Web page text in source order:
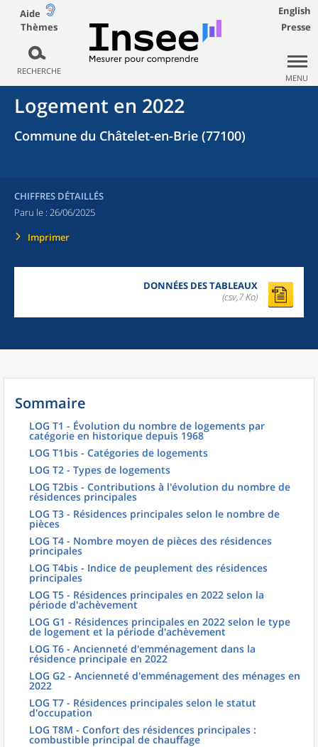
Aide
Thèmes
RECHERCHE
English
Presse
MENU
Logement en 2022
Commune du Châtelet-en-Brie (77100)
CHIFFRES DÉTAILLÉS
Paru le : 26/06/2025
Imprimer
DONNÉES DES TABLEAUX
(csv,7 Ko)
Sommaire
LOG T1 - Évolution du nombre de logements par
catégorie en historique depuis 1968
LOG T1bis - Catégories de logements
LOG T2 - Types de logements
LOG T2bis - Contributions à l'évolution du nombre de
résidences principales
LOG T3 - Résidences principales selon le nombre de
pièces
LOG T4 - Nombre moyen de pièces des résidences
principales
LOG T4bis - Indice de peuplement des résidences
principales
LOG T5 - Résidences principales en 2022 selon la
période d'achèvement
LOG G1 - Résidences principales en 2022 selon le type
de logement et la période d'achèvement
LOG T6 - Ancienneté d'emménagement dans la
résidence principale en 2022
LOG G2 - Ancienneté d'emménagement des ménages en
2022
LOG T7 - Résidences principales selon le statut
d'occupation
LOG T8M - Confort des résidences principales :
combustible principal de chauffage